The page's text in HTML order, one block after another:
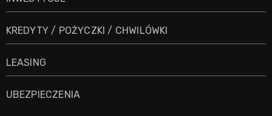
KREDYTY / POŻYCZKI / CHWILÓWKI
LEASING
UBEZPIECZENIA